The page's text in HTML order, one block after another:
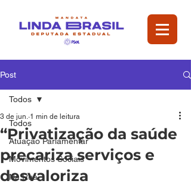
Post
Todos
Atuação Parlamentar
Movimentos Sociais
Na Rua
Todos
“Privatização da saúde
precariza serviços e
desvaloriza
3 de jun. 1 min de leitura